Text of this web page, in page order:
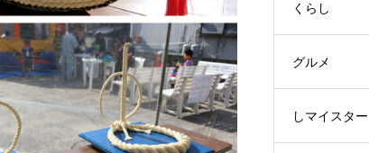
くらし
グルメ
しマイスター